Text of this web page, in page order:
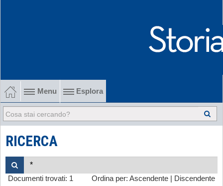
Menu Esplora
1902-1915 Gli esordi
1915-1945 Tra le due guerre
1945-1968 Dalla liberazione al '68
1968-2022 Dalla contestazione all'internazionalizzazione
RICERCA
Ordina per: Ascendente Discendente
Documenti trovati: 1